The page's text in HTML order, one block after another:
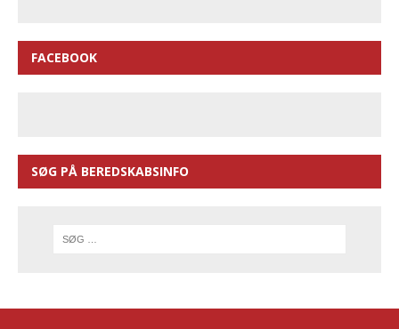
FACEBOOK
SØG PÅ BEREDSKABSINFO